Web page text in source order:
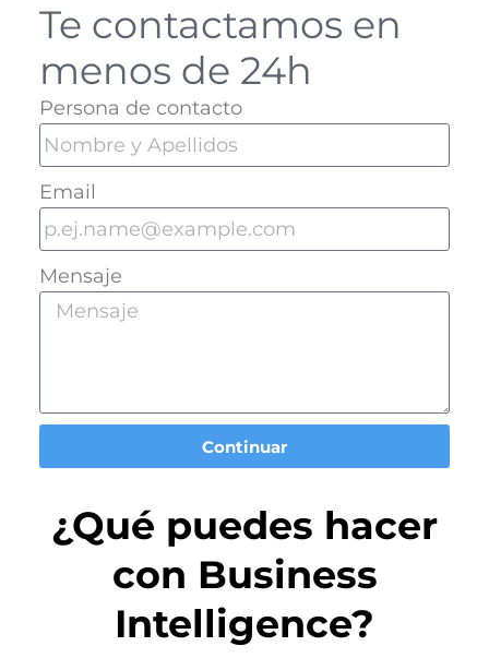
Te contactamos en
menos de 24h
Persona de contacto
Email
Mensaje
Continuar
¿Qué puedes hacer
con Business
Intelligence?